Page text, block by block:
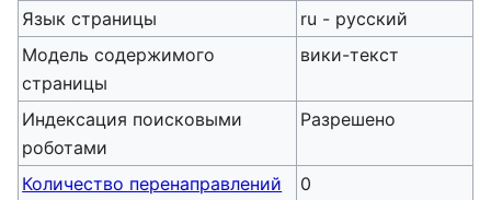
Язык страницы
ru - русский
Модель содержимого
страницы
вики-текст
Индексация поисковыми
роботами
Разрешено
Количество перенаправлений
0